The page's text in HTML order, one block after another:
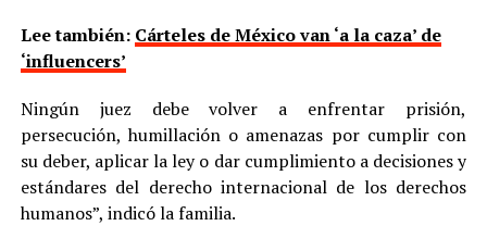
Lee también: Cárteles de México van ‘a la caza’ de
‘influencers’
Ningún juez debe volver a enfrentar prisión,
persecución, humillación o amenazas por cumplir con
su deber, aplicar la ley o dar cumplimiento a decisiones y
estándares del derecho internacional de los derechos
humanos”, indicó la familia.